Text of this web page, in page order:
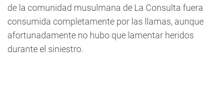
de la comunidad musulmana de La Consulta fuera
consumida completamente por las llamas, aunque
afortunadamente no hubo que lamentar heridos
durante el siniestro.